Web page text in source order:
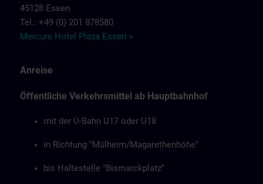
45128 Essen
Tel.: +49 (0) 201 878580
Mercure Hotel Plaza Essen >
Anreise
Öffentliche Verkehrsmittel ab Hauptbahnhof
mit der U-Bahn U17 oder U18
in Richtung "Mülheim/Magarethenhöhe"
bis Haltestelle "Bismarckplatz"